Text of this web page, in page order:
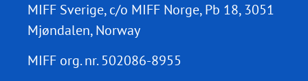
MIFF Sverige, c/o MIFF Norge, Pb 18, 3051
Mjøndalen, Norway
MIFF org. nr.502086-8955